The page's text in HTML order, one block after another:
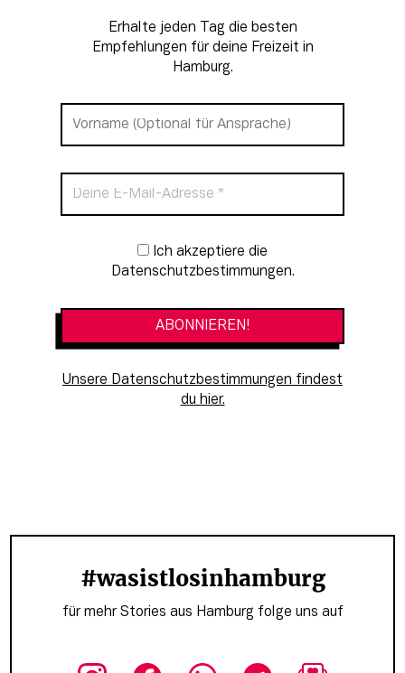
Erhalte jeden Tag die besten
Empfehlungen für deine Freizeit in
Hamburg.
Newsletter-Anmeldung
Datenschutzbestimmungen.
Unsere Datenschutzbestimmungen findest
du hier.
#wasistlosinhamburg
für mehr Stories aus Hamburg folge uns auf